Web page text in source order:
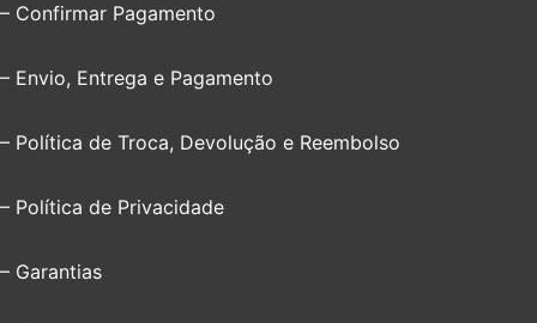
– Confirmar Pagamento
– Envio, Entrega e Pagamento
– Política de Troca, Devolução e Reembolso
– Política de Privacidade
– Garantias